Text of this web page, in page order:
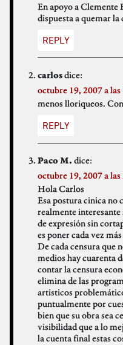
En apoyo a Clemente
dispuesta a quemar la
REPLY
carlosdice:
octubre 19, 2007 a
menos lloriqueos.
REPLY
Paco M. dice:
octubre 19, 2007 a
Hola Carlos
Esa postura cinica no
realmente
de expresión sin
es poner cada vez
De cada censura que
medios hay cuarenta
contar la censura
elimina de las
artisticos
puntualmente por
bien que su obra sea
visibilidad que a lo
la cuenta final estas